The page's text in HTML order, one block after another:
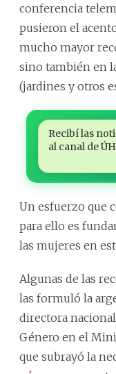
conferencia
pusieron el
mucho mayor
sino también en
(jardines y otros
Recibí las
al canal de
Un esfuerzo que
para ello es
las mujeres en
Algunas de las
las formuló la
directora
Género en el
que subrayó la